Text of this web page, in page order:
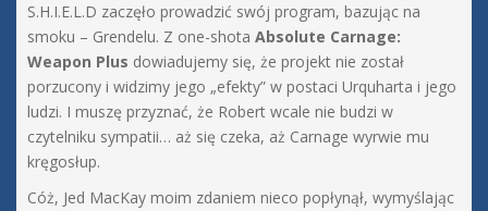
S.H.I.E.L.D zaczęło prowadzić swój program, bazując na
smoku – Grendelu. Z one-shota Absolute Carnage:
Weapon Plus dowiadujemy się, że projekt nie został
porzucony i widzimy jego „efekty” w postaci Urquharta i jego
ludzi. I muszę przyznać, że Robert wcale nie budzi w
czytelniku sympatii… aż się czeka, aż Carnage wyrwie mu
kręgosłup.
Cóż, Jed MacKay moim zdaniem nieco popłynął, wymyślając